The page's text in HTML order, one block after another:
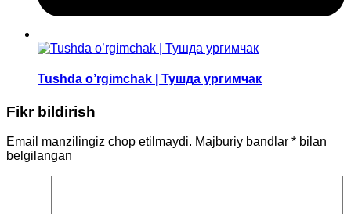
Tushda o’rgimchak | Тушда ургимчак
Fikr bildirish
Email manzilingiz chop etilmaydi. Majburiy bandlar * bilan
belgilangan